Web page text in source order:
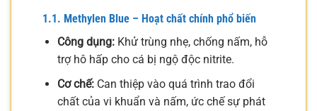
1.1. Methylen Blue – Hoạt chất chính phổ biến
Công dụng:Khử trùng nhẹ, chống nấm, hỗ
trợ hô hấp cho cá bị ngộ độc nitrite.
Cơ chế:Can thiệp vào quá trình trao đổi
chất của vi khuẩn và nấm, ức chế sự phát